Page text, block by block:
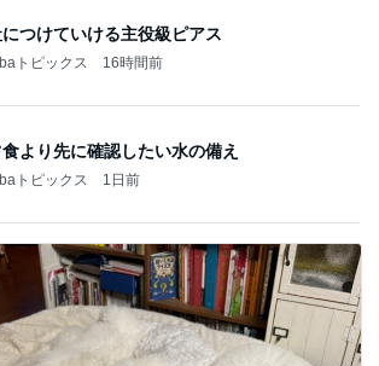
つけていける主役級ピアス
トピックス 16時間前
より先に確認したい水の備え
トピックス 1日前